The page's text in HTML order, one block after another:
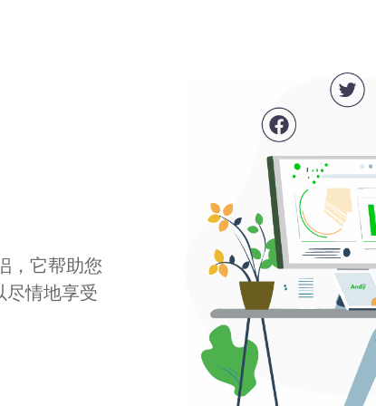
，它帮助您
尽情地享受